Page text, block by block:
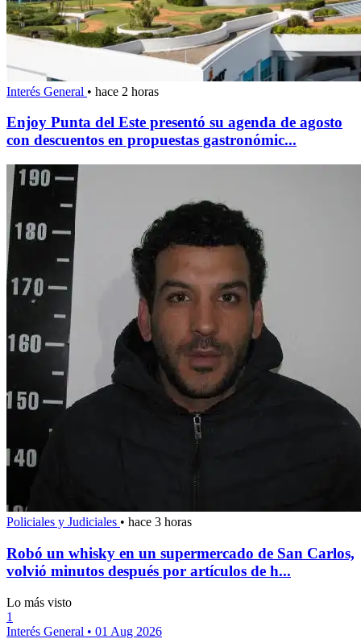
Interés General • hace 2 horas
Enjoy Punta del Este presentó su agenda de agosto
con descuentos en propuestas gastronómic...
Policiales y Judiciales • hace 3 horas
Robó un whisky en un supermercado de San Carlos,
volvió minutos después por artículos de h...
Lo más visto
1
Interés General • 01 Aug 2026